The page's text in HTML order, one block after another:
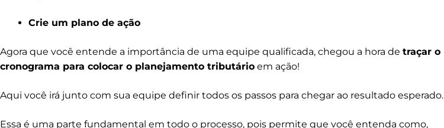
Crie um plano de ação
Agora que você entende a importância de uma equipe qualificada, chegou a hora de traçar o
cronograma para colocar o planejamento tributário em ação!
Aqui você irá junto com sua equipe definir todos os passos para chegar ao resultado esperado.
Essa é uma parte fundamental em todo o processo, pois permite que você entenda como,